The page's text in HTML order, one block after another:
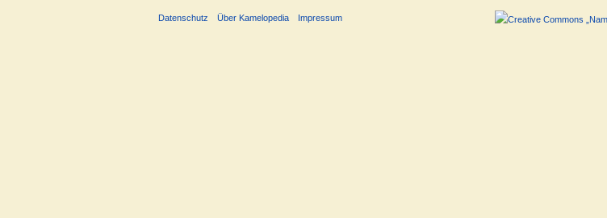
Datenschutz Über Kamelopedia Impressum